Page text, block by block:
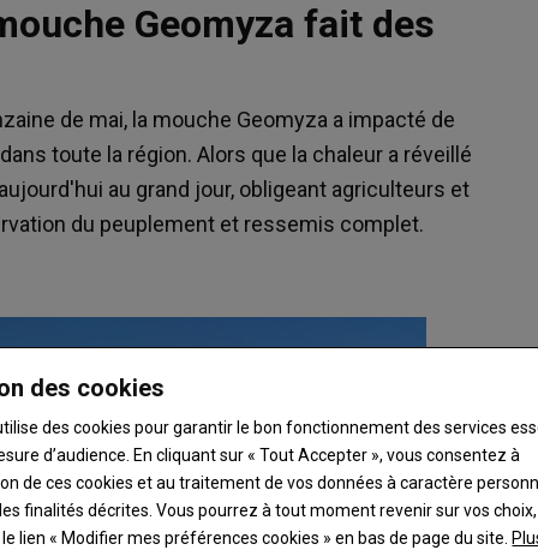
Geomyza fait des
de mai, la mouche Geomyza a impacté de
toute la région. Alors que la chaleur a réveillé
au grand jour, obligeant agriculteurs et
du peuplement et ressemis complet.
des cookies
des cookies pour garantir le bon fonctionnement des services
d’audience. En cliquant sur « Tout Accepter », vous consentez à
de ces cookies et au traitement de vos données à caractère
finalités décrites. Vous pourrez à tout moment revenir sur vos
lien « Modifier mes préférences cookies » en bas de page du site.